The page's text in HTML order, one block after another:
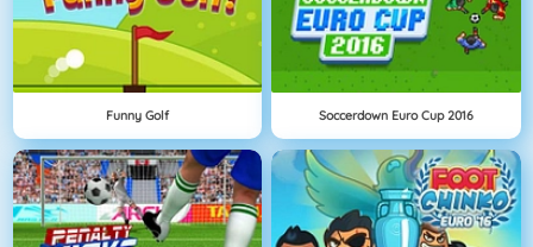
Funny Golf Soccerdown Euro Cup 2016